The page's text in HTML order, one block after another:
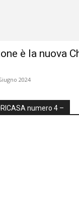
è la nuova
2024
numero 4 –